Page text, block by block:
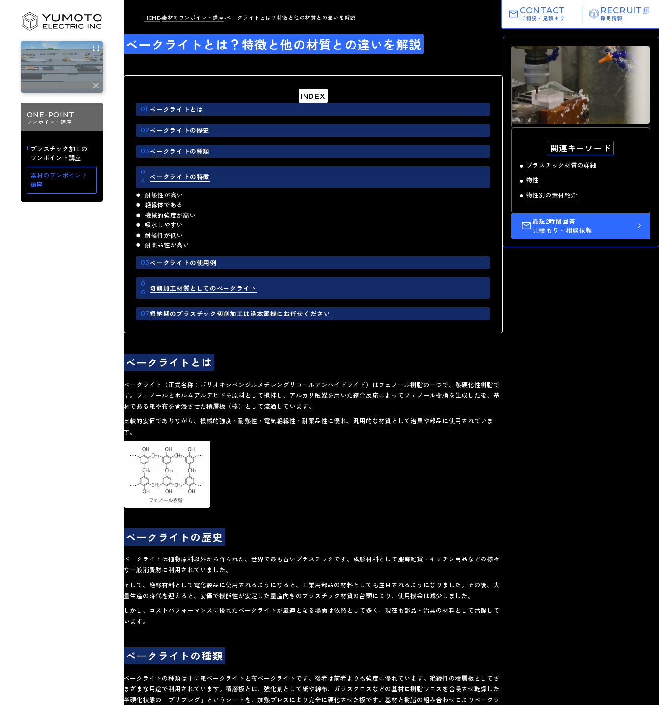
CONTACT
ご相談・見積もり
RECRUIT
採用情報
ONE-POINT
ワンポイント講座
プラスチック加工の
ワンポイント講座
素材のワンポイント
講座
HOME 素材のワンポイント講座 ベークライトとは？特徴と他の材質との違いを解説
ベークライトとは？特徴と他の材質との違いを解説
INDEX
ベークライトとは
ベークライトの歴史
ベークライトの種類
ベークライトの特徴
耐熱性が高い
絶縁体である
機械的強度が高い
吸水しやすい
耐候性が低い
耐薬品性が高い
ベークライトの使用例
切削加工材質としてのベークライト
短納期のプラスチック切削加工は湯本電機にお任せください
ベークライトとは
ベークライト（正式名称：ポリオキシベンジルメチレングリコールアンハイドライド）はフェノール樹脂の一つで、熱硬化性樹脂で
す。フェノールとホルムアルデヒドを原料として撹拌し、アルカリ触媒を用いた縮合反応によってフェノール樹脂を生成した後、基
材である紙や布を含浸させた積層板（棒）として流通しています。
比較的安価でありながら、機械的強度・耐熱性・電気絶縁性・耐薬品性に優れ、汎用的な材質として治具や部品に使用されていま
す。
ベークライトの歴史
ベークライトは植物原料以外から作られた、世界で最も古いプラスチックです。成形材料として服飾雑貨・キッチン用品などの様々
な一般消費財に利用されていました。
そして、絶縁材料として電化製品に使用されるようになると、工業用部品の材料としても注目されるようになりました。その後、大
量生産の時代を迎えると、安価で機能性が安定した量産向きのプラスチック材質の台頭により、使用機会は減少しました。
しかし、コストパフォーマンスに優れたベークライトが最適となる場面は依然として多く、現在も部品・治具の材料として活躍して
います。
ベークライトの種類
ベークライトの種類は主に紙ベークライトと布ベークライトです。後者は前者よりも強度に優れています。絶縁性の積層板としてさ
まざまな用途で利用されています。積層板とは、強化剤として紙や綿布、ガラスクロスなどの基材に樹脂ワニスを含浸させ乾燥した
半硬化状態の「プリプレグ」というシートを、加熱プレスにより完全に硬化させた板です。基材と樹脂の組み合わせによりベークラ
高精度 切削加工
最短納期1.0日 短納期出荷
湯本電機の強み
関連キーワード
プラスチック材質の詳細
物性
物性別の素材紹介
最短2時間回答
見積もり・相談依頼